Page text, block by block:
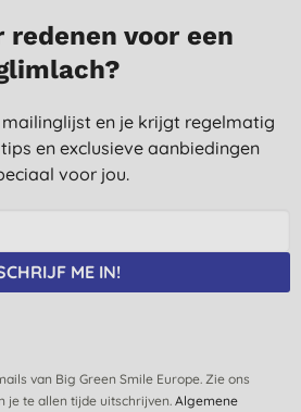
5-2-2022
maken om een vast volledig te kunnen
C., Beuningen
flacon.
P. V. B., Warmond
🖐 deze ruiken zo erg lekker.
M. V. D. B., LELYSTAD
redenen voor een
mailinglijst en je krijgt regelmatig
en exclusieve aanbiedingen
voor jou.
ME IN!
van Big Green Smile Europe. Zie ons
je te allen tijde uitschrijven. Algemene